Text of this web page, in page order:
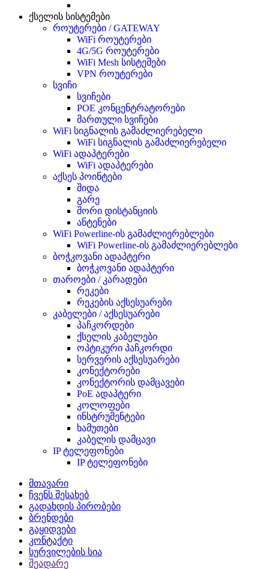
ქსელის სისტემები
როუტერები / GATEWAY
WiFi როუტერები
4G/5G როუტერები
WiFi Mesh სისტემები
VPN როუტერები
სვიჩი
სვიჩები
POE კონცენტრატორები
მართული სვიჩები
WiFi სიგნალის გამაძლიერებელი
WiFi სიგნალის გამაძლიერებელი
WiFi ადაპტერები
WiFi ადაპტერები
აქსეს პოინტები
შიდა
გარე
შორი დისტანციის
ანტენები
WiFi Powerline-ის გამაძლიერებლები
WiFi Powerline-ის გამაძლიერებლები
ბოჭკოვანი ადაპტერი
ბოჭკოვანი ადაპტერი
თაროები / კარადები
რეკები
რეკების აქსესუარები
კაბელები / აქსესუარები
პაჩკორდები
ქსელის კაბელები
ოპტიკური პაჩკორდი
სერვერის აქსესუარები
კონექტორები
კონექტორის დამცავები
PoE ადაპტერი
კოლოფები
ინსტრუმენტები
ხამუთები
კაბელის დამცავი
IP ტელეფონები
IP ტელეფონები
მთავარი
ჩვენს შესახებ
გადახდის პირობები
ბრენდები
გაყიდვები
კონტაქტი
სურვილების სია
შეადარე